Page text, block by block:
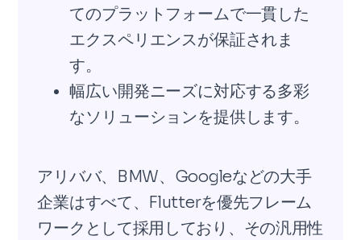
てのプラットフォームで一貫した
エクスペリエンスが保証されま
す。
幅広い開発ニーズに対応する多彩
なソリューションを提供します。
アリババ、BMW、Googleなどの大手
企業はすべて、Flutterを優先フレーム
ワークとして採用しており、その汎用性